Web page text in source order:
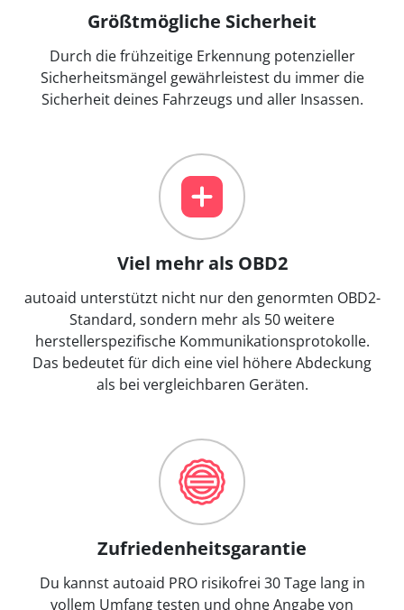
Größtmögliche Sicherheit
Durch die frühzeitige Erkennung potenzieller
Sicherheitsmängel gewährleistest du immer die
Sicherheit deines Fahrzeugs und aller Insassen.
Viel mehr als OBD2
autoaid unterstützt nicht nur den genormten OBD2-
Standard, sondern mehr als 50 weitere
herstellerspezifische Kommunikationsprotokolle.
Das bedeutet für dich eine viel höhere Abdeckung
als bei vergleichbaren Geräten.
Zufriedenheitsgarantie
Du kannst autoaid PRO risikofrei 30 Tage lang in
vollem Umfang testen und ohne Angabe von